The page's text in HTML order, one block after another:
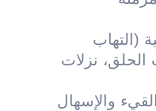
(التهاب
الحلق، نزلات
والإسهال